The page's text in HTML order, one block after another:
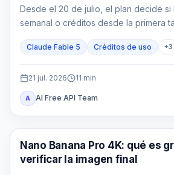
Desde el 20 de julio, el plan decide si
semanal o créditos desde la primera
Claude Fable 5 Créditos de uso +3
21 jul. 2026 11 min
A AI Free API Team
Generación de imágenes IA
Nano Banana Pro 4K: qué es
verificar la imagen final